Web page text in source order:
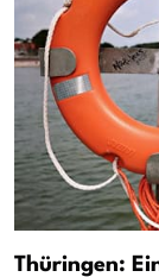
Thüringen: